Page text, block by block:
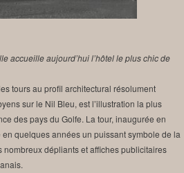
accueille aujourd’hui l’hôtel le plus chic de
tours au profil architectural résolument
sur le Nil Bleu, est l’illustration la plus
des pays du Golfe. La tour, inaugurée en
quelques années un puissant symbole de la
dépliants et affiches publicitaires